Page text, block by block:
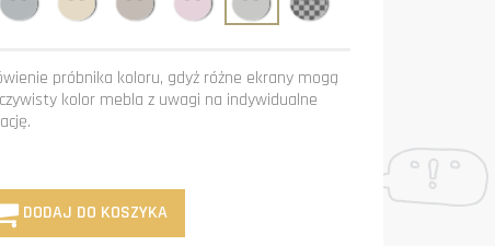
próbnika koloru, gdyż różne ekrany mogą
kolor mebla z uwagi na indywidualne
DODAJ DO KOSZYKA